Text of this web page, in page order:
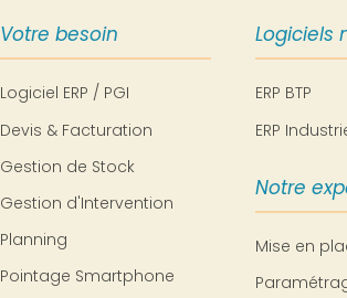
Votre besoin
Logiciel ERP / PGI
Devis & Facturation
Gestion de Stock
Gestion d'Intervention
Planning
Pointage Smartphone
Logiciels
ERP BTP
ERP
Notre
Mise en